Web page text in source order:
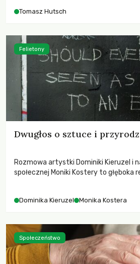
największych katastrof w swoich
Tomasz Hutsch
Dwugłos o sztuce i
Rozmowa artystki Dominiki Kieruzel i
społecznej Moniki Kostery to głęboka
Dominika Kieruzel Monika Kostera
Felietony
Społeczeństwo